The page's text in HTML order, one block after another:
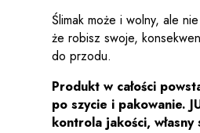
Ślimak może i wolny, ale
że robisz swoje,
do przodu.
Produkt w całości
po szycie i pakowanie.
kontrola jakości, własny